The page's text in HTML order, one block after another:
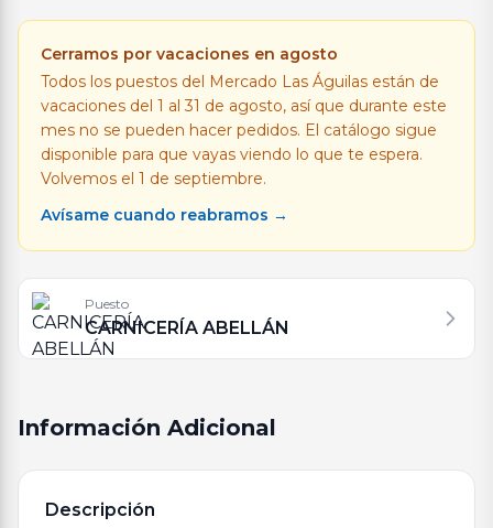
Cerramos por vacaciones en agosto
Todos los puestos del Mercado Las Águilas están de
vacaciones del 1 al 31 de agosto, así que durante este
mes no se pueden hacer pedidos. El catálogo sigue
disponible para que vayas viendo lo que te espera.
Volvemos el 1 de septiembre.
Avísame cuando reabramos →
Puesto
CARNICERÍA ABELLÁN
Información Adicional
Descripción